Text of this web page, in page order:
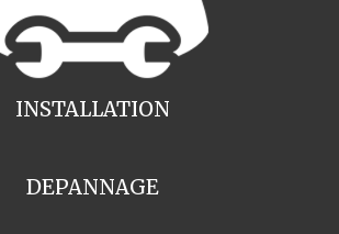
INSTALLATION
DEPANNAGE